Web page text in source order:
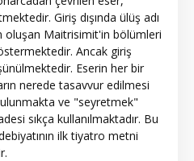
Giriş dışında ülüş adı
oluşan Maitrisimit'in bölümleri
Ancak giriş
Eserin her bir
nerede tasavvur edilmesi
ve "seyretmek"
sıkça kullanılmaktadır. Bu
ilk tiyatro metni